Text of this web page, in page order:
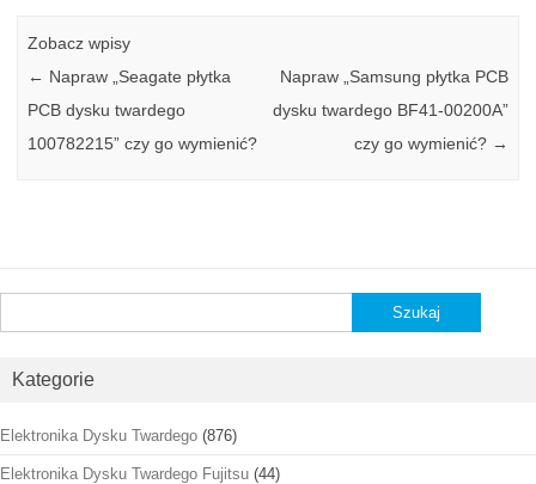
Zobacz wpisy
← Napraw „Seagate płytka
PCB dysku twardego
100782215” czy go wymienić?
Napraw „Samsung płytka PCB
dysku twardego BF41-00200A”
czy go wymienić? →
Kategorie
Elektronika Dysku Twardego (876)
Elektronika Dysku Twardego Fujitsu (44)